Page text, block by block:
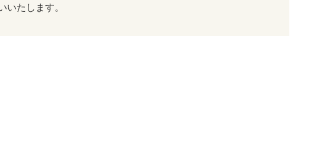
いたします。